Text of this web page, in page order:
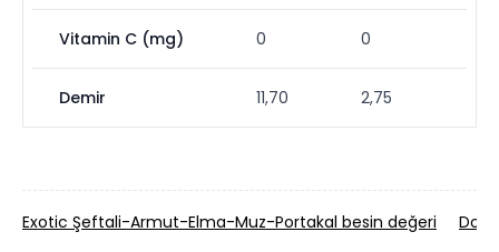
Vitamin C (mg) 0 0
Demir 11,70 2,75
Exotic Şeftali-Armut-Elma-Muz-Portakal besin değeri